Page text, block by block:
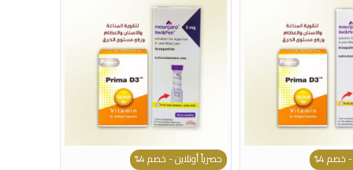
خصم 4% حصرياً أونلاين - خصم 4%